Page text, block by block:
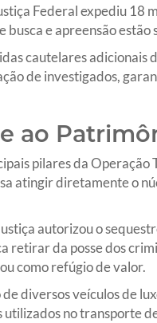
Federal expediu 18
busca e apreensão
cautelares adicionais
de investigados,
ao
pilares da
atingir diretamente o
autorizou o
retirar da posse dos
como refúgio de valor.
diversos veículos de
utilizados no transporte